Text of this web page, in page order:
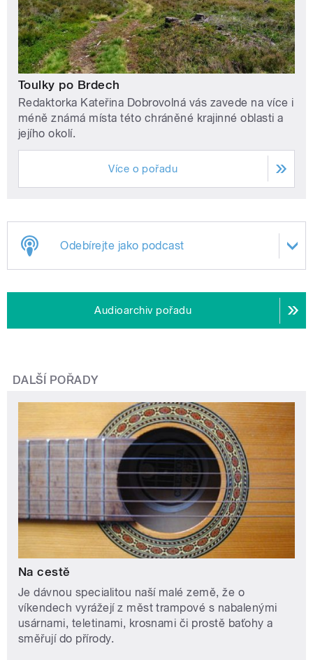
Toulky po Brdech
Redaktorka Kateřina Dobrovolná vás zavede na více i
méně známá místa této chráněné krajinné oblasti a
jejího okolí.
Více o pořadu
Odebírejte jako podcast
Audioarchiv pořadu
DALŠÍ POŘADY
Na cestě
Je dávnou specialitou naší malé země, že o
víkendech vyrážejí z měst trampové s nabalenými
usárnami, teletinami, krosnami či prostě baťohy a
směřují do přírody.